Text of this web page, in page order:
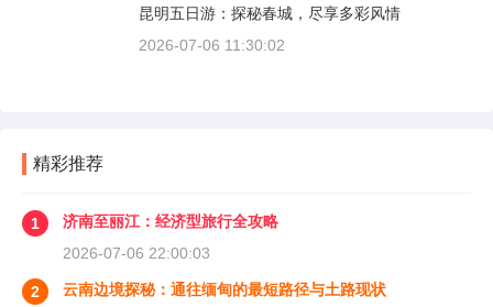
昆明五日游：探秘春城，尽享多彩风情
2026-07-06 11:30:02
精彩推荐
1
济南至丽江：经济型旅行全攻略
2026-07-06 22:00:03
2
云南边境探秘：通往缅甸的最短路径与土路现状